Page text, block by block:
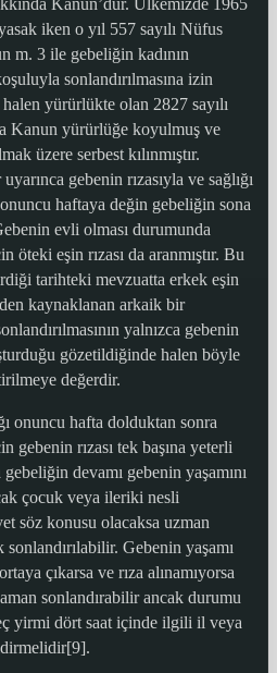
Kanun’dur. Ülkemizde 1965
iken o yıl 557 sayılı Nüfus
m. 3 ile gebeliğin kadının
sonlandırılmasına izin
yürürlükte olan 2827 sayılı
Kanun yürürlüğe koyulmuş ve
üzere serbest kılınmıştır.
gebenin rızasıyla ve sağlığı
onuncu haftaya değin gebeliğin sona
evli olması durumunda
öteki eşin rızası da aranmıştır. Bu
tarihteki mevzuatta erkek eşin
kaynaklanan arkaik bir
yalnızca gebenin
gözetildiğinde halen böyle
değerdir.
onuncu hafta dolduktan sonra
gebenin rızası tek başına yeterli
devamı gebenin yaşamını
çocuk veya ileriki nesli
söz konusu olacaksa uzman
Gebenin yaşamı
çıkarsa ve rıza alınamıyorsa
sonlandırabilir ancak durumu
yirmi dört saat içinde ilgili il veya